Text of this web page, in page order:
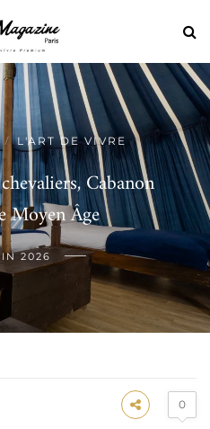
/ L'ART DE VIVRE
Cabanon
Moyen Âge
2026
0